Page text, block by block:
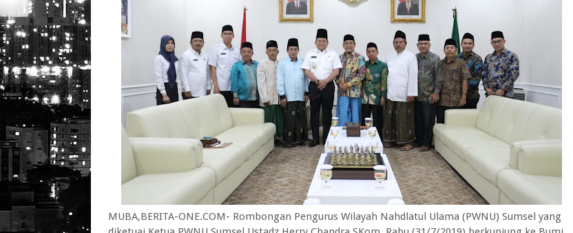
MUBA,BERITA-ONE.COM- Rombongan Pengurus Wilayah Nahdlatul Ulama (PWNU) Sumsel yang